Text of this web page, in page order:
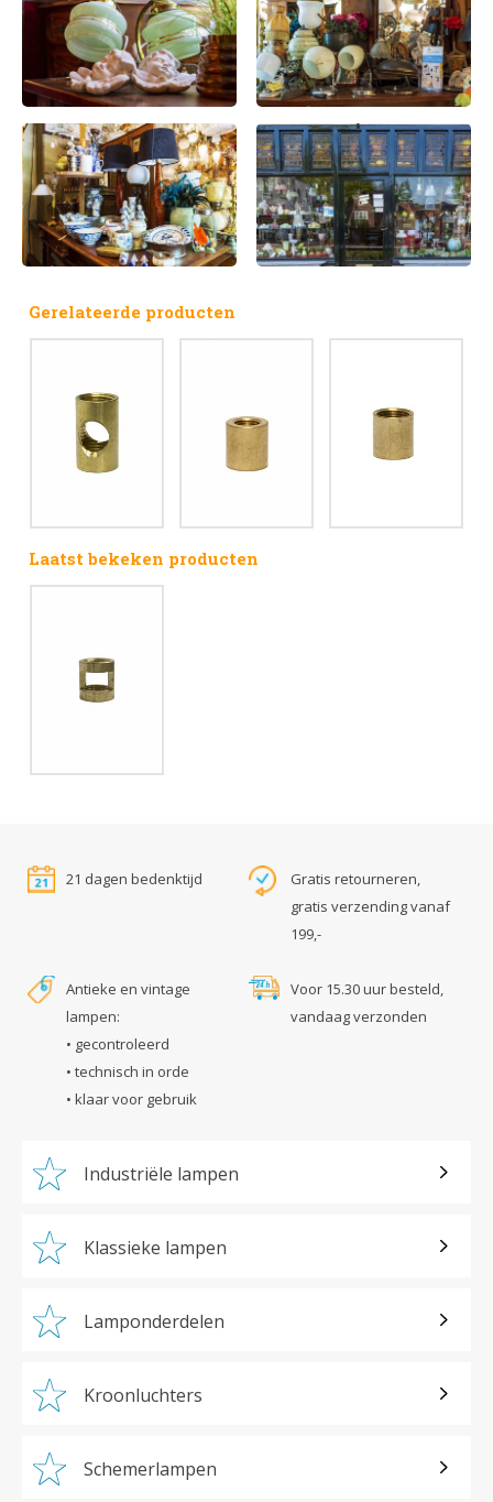
Gerelateerde producten
Laatst bekeken producten
21 dagen bedenktijd
Gratis retourneren,
gratis verzending vanaf
199,-
Antieke en vintage
lampen:
• gecontroleerd
• technisch in orde
• klaar voor gebruik
Voor 15.30 uur besteld,
vandaag verzonden
Industriële lampen
Klassieke lampen
Lamponderdelen
Kroonluchters
Schemerlampen